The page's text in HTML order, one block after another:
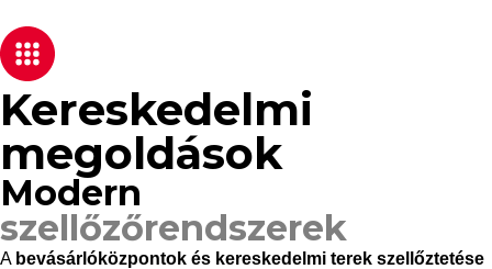
Kereskedelmi
megoldások
Modern
szellőzőrendszerek
A bevásárlóközpontok és kereskedelmi terek szellőztetése